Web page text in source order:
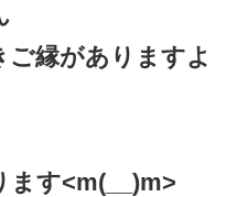
ご縁がありますよ
ます<m(__)m>